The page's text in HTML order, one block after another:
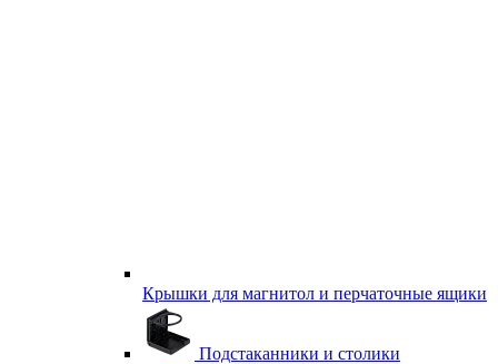
Крышки для магнитол и перчаточные ящики
Подстаканники и столики